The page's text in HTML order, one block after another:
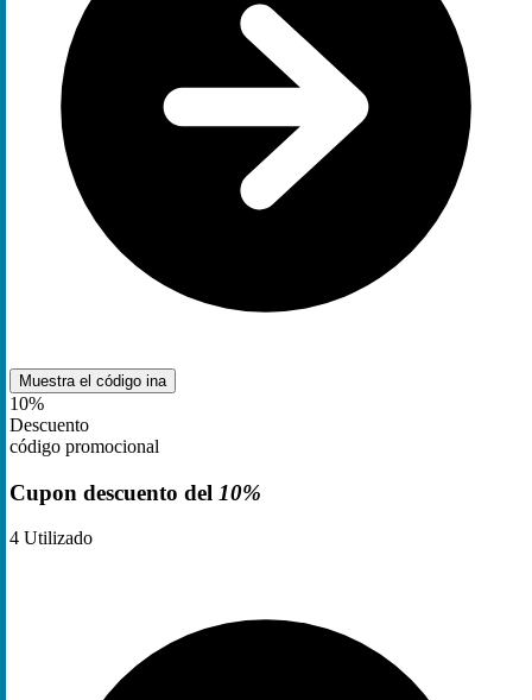
Muestra el código ina
10%
Descuento
código promocional
Cupon descuento del 10%
4 Utilizado